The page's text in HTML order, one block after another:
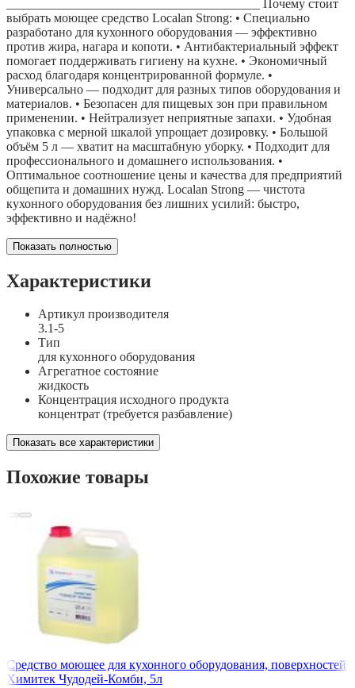
________________________________________ Почему стоит
выбрать моющее средство Localan Strong: • Специально
разработано для кухонного оборудования — эффективно
против жира, нагара и копоти. • Антибактериальный эффект
помогает поддерживать гигиену на кухне. • Экономичный
расход благодаря концентрированной формуле. •
Универсально — подходит для разных типов оборудования и
материалов. • Безопасен для пищевых зон при правильном
применении. • Нейтрализует неприятные запахи. • Удобная
упаковка с мерной шкалой упрощает дозировку. • Большой
объём 5 л — хватит на масштабную уборку. • Подходит для
профессионального и домашнего использования. •
Оптимальное соотношение цены и качества для предприятий
общепита и домашних нужд. Localan Strong — чистота
кухонного оборудования без лишних усилий: быстро,
эффективно и надёжно!
Показать полностью
Характеристики
Артикул производителя
3.1-5
Тип
для кухонного оборудования
Агрегатное состояние
жидкость
Концентрация исходного продукта
концентрат (требуется разбавление)
Показать все характеристики
Похожие товары
Средство моющее для кухонного оборудования, поверхностей
Химитек Чудодей-Комби, 5л